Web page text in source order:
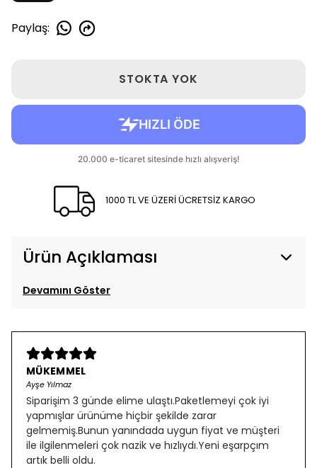
Paylaş:
STOKTA YOK
1000 TL VE ÜZERİ ÜCRETSİZ KARGO
Ürün Açıklaması
Devamını Göster
MÜKEMMEL
Ayşe Yılmaz
Siparişim 3 günde elime ulaştı.Paketlemeyi çok iyi
yapmışlar ürünüme hiçbir şekilde zarar
gelmemiş.Bunun yanındada uygun fiyat ve müşteri
ile ilgilenmeleri çok nazik ve hızlıydı.Yeni eşarpçım
artık belli oldu.